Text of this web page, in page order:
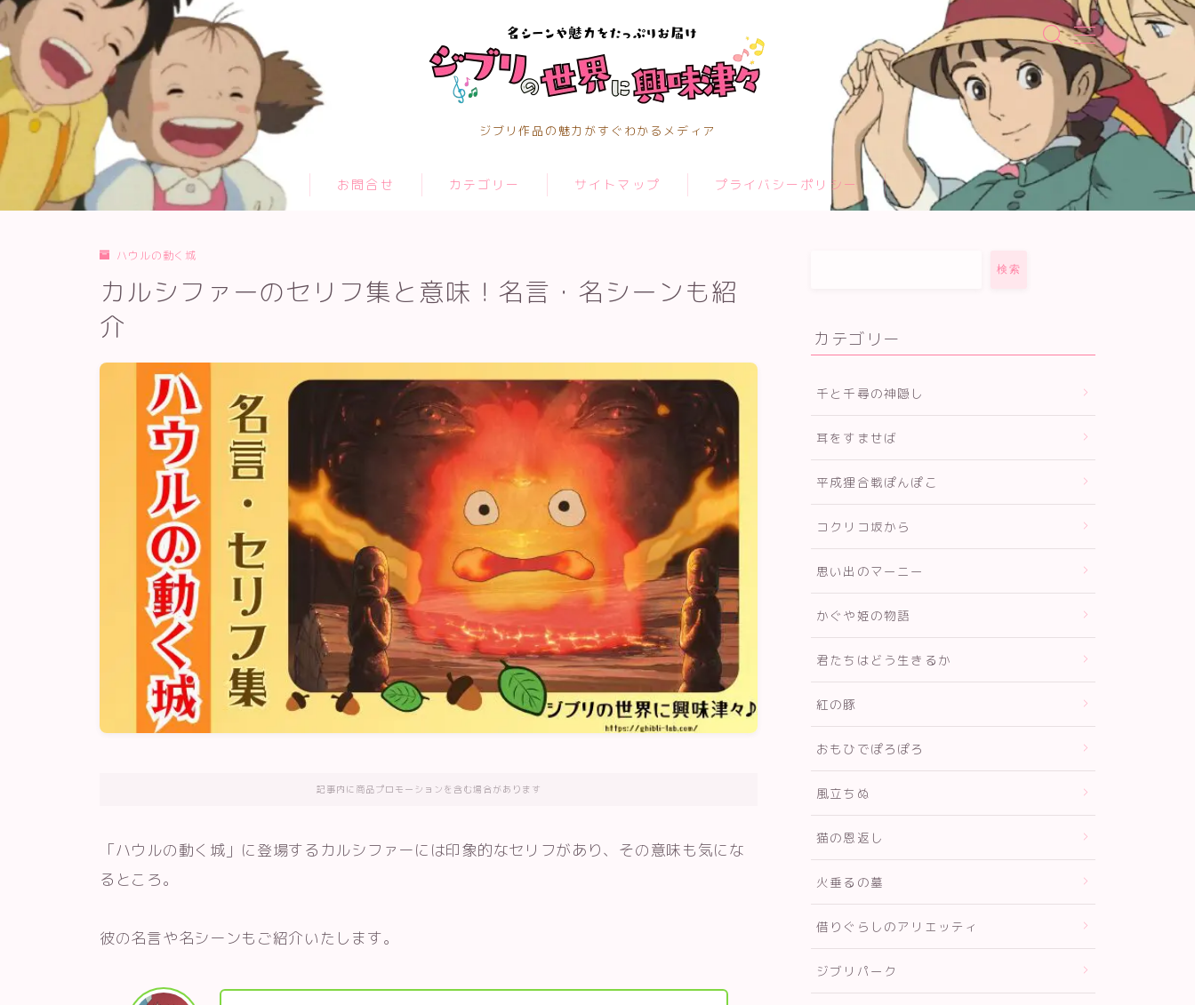
ジブリ作品の魅力がすぐわかるメディア
お問合せ カテゴリー サイトマップ プライバシーポリシー
TOPページ
お問合せ
カテゴリー
サイトマップ
メディアコンテンツポリシー
ハウルの動く城
カルシファーのセリフ集と意味！名言・名シーンも紹
介
記事内に商品プロモーションを含む場合があります
「ハウルの動く城」に登場するカルシファーには印象的なセリフがあり、その意味も気にな
るところ。
彼の名言や名シーンもご紹介いたします。
検索
カテゴリー
千と千尋の神隠し
耳をすませば
平成狸合戦ぽんぽこ
コクリコ坂から
思い出のマーニー
かぐや姫の物語
君たちはどう生きるか
紅の豚
おもひでぽろぽろ
風立ちぬ
猫の恩返し
火垂るの墓
借りぐらしのアリエッティ
ジブリパーク